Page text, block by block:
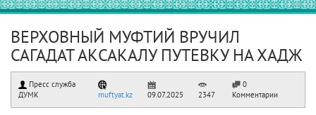
ВЕРХОВНЫЙ МУФТИЙ ВРУЧИЛ
САГАДАТ АКСАКАЛУ ПУТЕВКУ НА ХАДЖ
Пресс служба
ДУМК
muftyat.kz 09.07.2025 2347
0
Комментарии